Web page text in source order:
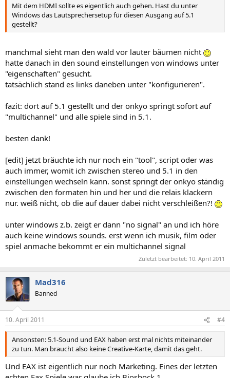
Mit dem HDMI sollte es eigentlich auch gehen. Hast du unter
Windows das Lautsprechersetup für diesen Ausgang auf 5.1
gestellt?
manchmal sieht man den wald vor lauter bäumen nicht
hatte danach in den sound einstellungen von windows unter
"eigenschaften" gesucht.
tatsächlich stand es links daneben unter "konfigurieren".
fazit: dort auf 5.1 gestellt und der onkyo springt sofort auf
"multichannel" und alle spiele sind in 5.1.
besten dank!
[edit] jetzt bräuchte ich nur noch ein "tool", script oder was
auch immer, womit ich zwischen stereo und 5.1 in den
einstellungen wechseln kann. sonst springt der onkyo ständig
zwischen den formaten hin und her und die relais klackern
nur. weiß nicht, ob die auf dauer dabei nicht verschleißen?!
unter windows z.b. zeigt er dann "no signal" an und ich höre
auch keine windows sounds. erst wenn ich musik, film oder
spiel anmache bekommt er ein multichannel signal
Zuletzt bearbeitet: 10. April 2011
Mad316
Banned
10. April 2011 #4
Ansonsten: 5.1-Sound und EAX haben erst mal nichts miteinander
zu tun. Man braucht also keine Creative-Karte, damit das geht.
Und EAX ist eigentlich nur noch Marketing. Eines der letzten